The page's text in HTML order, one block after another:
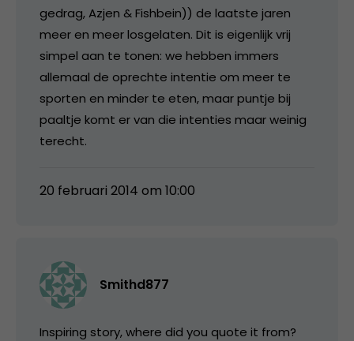
gedrag, Azjen & Fishbein)) de laatste jaren
meer en meer losgelaten. Dit is eigenlijk vrij
simpel aan te tonen: we hebben immers
allemaal de oprechte intentie om meer te
sporten en minder te eten, maar puntje bij
paaltje komt er van die intenties maar weinig
terecht.
20 februari 2014 om 10:00
Smithd877
Inspiring story, where did you quote it from?